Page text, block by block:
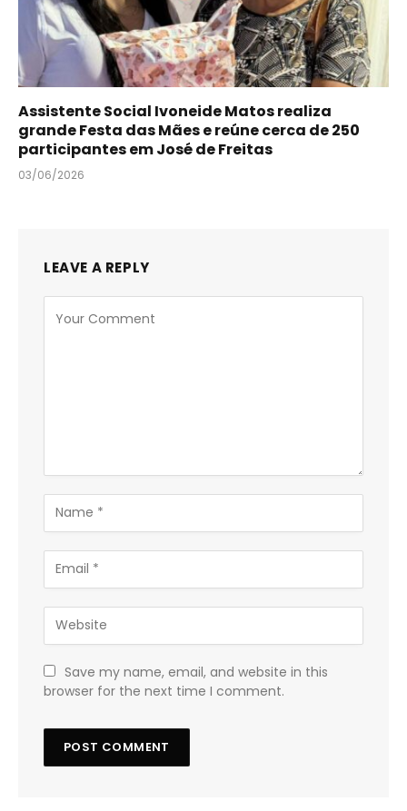
Assistente Social Ivoneide Matos realiza
grande Festa das Mães e reúne cerca de 250
participantes em José de Freitas
03/06/2026
LEAVE A REPLY
Save my name, email, and website in this
browser for the next time I comment.